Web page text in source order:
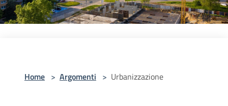
Home > Argomenti > Urbanizzazione